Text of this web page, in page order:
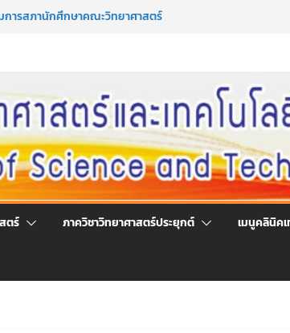
การสภานักศึกษาคณะวิทยาศาสตร์
ประจำปี 2569
ารมีส่วนร่วมในการดำเนินงานของ
ตร์ ภาควิชาวิทยาศาสตร์ประยุกต์ เมนูคลินิค